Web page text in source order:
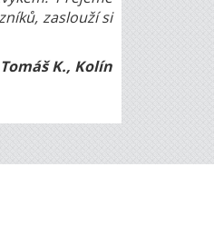
zaslouží si
K., Kolín